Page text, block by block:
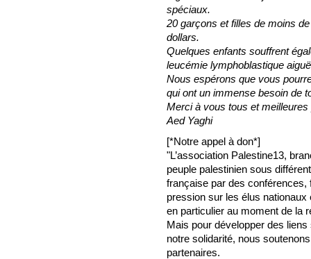
spéciaux.
20 garçons et filles de moins
dollars.
Quelques enfants souffrent
leucémie lymphoblastique
Nous espérons que vous
qui ont un immense besoin de
Merci à vous tous et meilleures
Aed Yaghi
[*Notre appel à don*]
"L’association Palestine13,
peuple palestinien sous
française par des
pression sur les élus
en particulier au moment de la
Mais pour développer des
notre solidarité, nous
partenaires.